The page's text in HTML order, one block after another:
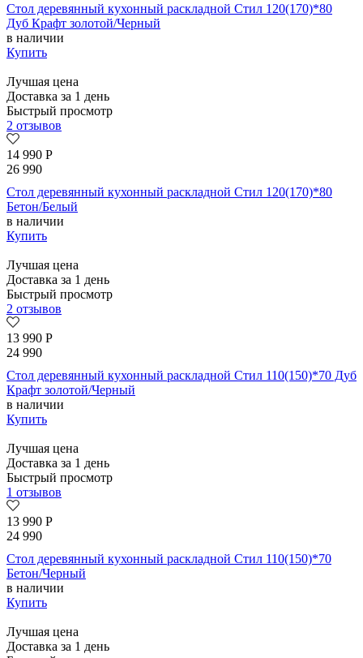
Стол деревянный кухонный раскладной Стил 120(170)*80
Дуб Крафт золотой/Черный
в наличии
Купить
Лучшая цена
Доставка за 1 день
Быстрый просмотр
2 отзывов
14 990 Р
26 990
Стол деревянный кухонный раскладной Стил 120(170)*80
Бетон/Белый
в наличии
Купить
Лучшая цена
Доставка за 1 день
Быстрый просмотр
2 отзывов
13 990 Р
24 990
Стол деревянный кухонный раскладной Стил 110(150)*70 Дуб
Крафт золотой/Черный
в наличии
Купить
Лучшая цена
Доставка за 1 день
Быстрый просмотр
1 отзывов
13 990 Р
24 990
Стол деревянный кухонный раскладной Стил 110(150)*70
Бетон/Черный
в наличии
Купить
Лучшая цена
Доставка за 1 день